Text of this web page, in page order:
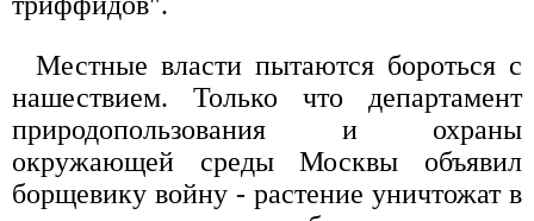
Местные власти пытаются бороться с
нашествием. Только что департамент
природопользования и охраны
окружающей среды Москвы объявил
борщевику войну - растение уничтожат в